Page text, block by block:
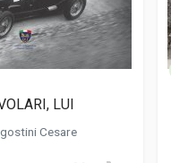
LUI
Cesare